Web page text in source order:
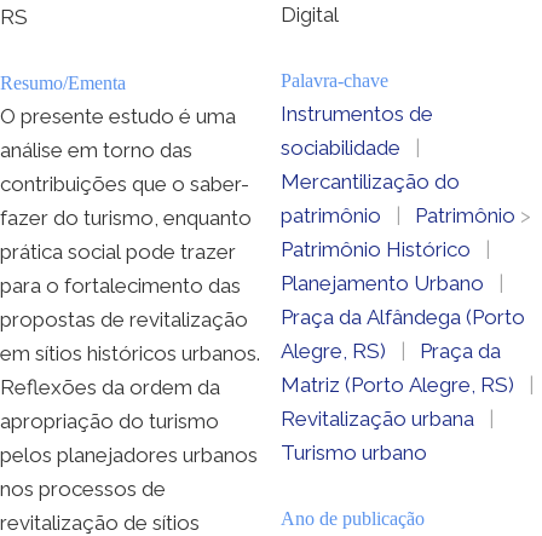
RS
Resumo/Ementa
O presente estudo é uma
análise em torno das
contribuições que o saber-
fazer do turismo, enquanto
prática social pode trazer
para o fortalecimento das
propostas de revitalização
em sítios históricos urbanos.
Reflexões da ordem da
apropriação do turismo
pelos planejadores urbanos
nos processos de
revitalização de sítios
Digital
Palavra-chave
Instrumentos de
sociabilidade
|
Mercantilização do
patrimônio
| Patrimônio >
Patrimônio Histórico
|
Planejamento Urbano
|
Praça da Alfândega (Porto
Alegre, RS)
|
Praça da
Matriz (Porto Alegre, RS)
|
Revitalização urbana
|
Turismo urbano
Ano de publicação